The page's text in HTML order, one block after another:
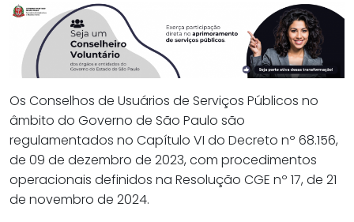
Os Conselhos de Usuários de Serviços Públicos no
âmbito do Governo de São Paulo são
regulamentados no Capítulo VI do Decreto nº 68.156,
de 09 de dezembro de 2023, com procedimentos
operacionais definidos na Resolução CGE nº 17, de 21
de novembro de 2024.